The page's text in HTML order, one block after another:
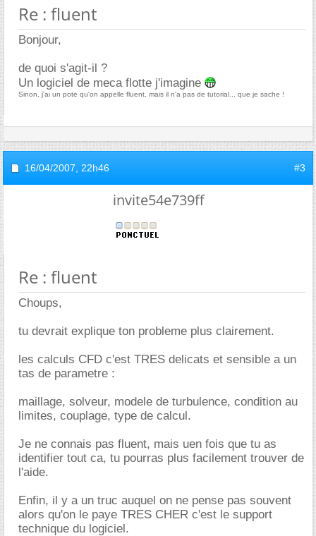
Re : fluent
Bonjour,
de quoi s'agit-il ?
Un logiciel de meca flotte j'imagine
Sinon, j'ai un pote qu'on appelle fluent, mais il n'a pas de tutorial... que je sache !
16/04/2007, 22h46 #3
invite54e739ff
Re : fluent
Choups,
tu devrait explique ton probleme plus clairement.
les calculs CFD c'est TRES delicats et sensible a un
tas de parametre :
maillage, solveur, modele de turbulence, condition au
limites, couplage, type de calcul.
Je ne connais pas fluent, mais uen fois que tu as
identifier tout ca, tu pourras plus facilement trouver de
l'aide.
Enfin, il y a un truc auquel on ne pense pas souvent
alors qu'on le paye TRES CHER c'est le support
technique du logiciel.